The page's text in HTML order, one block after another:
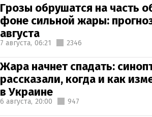
Грозы обрушатся на часть
фоне сильной жары:
августа
7 августа, 06:21 2346
Жара начнет спадать:
рассказали, когда и как
в Украине
6 августа, 20:00 947